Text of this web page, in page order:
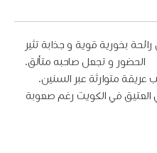
بخورية قوية و جذابة تثير
الحضور و تجعل صاحبه متألق.
عريقة متوارثة عبر السنين.
العتيق في الكويت رغم صعوبة